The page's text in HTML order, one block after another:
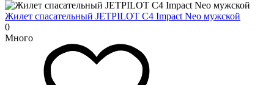
Жилет спасательный JETPILOT C4 Impact Neo мужской
0
Много